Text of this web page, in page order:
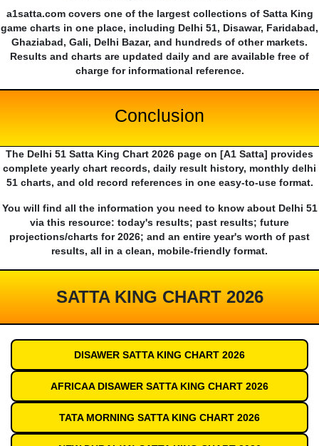
a1satta.com covers one of the largest collections of Satta King
game charts in one place, including Delhi 51, Disawar, Faridabad,
Ghaziabad, Gali, Delhi Bazar, and hundreds of other markets.
Results and charts are updated daily and are available free of
charge for informational reference.
Conclusion
The Delhi 51 Satta King Chart 2026 page on [A1 Satta] provides
complete yearly chart records, daily result history, monthly delhi
51 charts, and old record references in one easy-to-use format.
You will find all the information you need to know about Delhi 51
via this resource: today's results; past results; future
projections/charts for 2026; and an entire year's worth of past
results, all in a clean, mobile-friendly format.
SATTA KING CHART 2026
DISAWER SATTA KING CHART 2026
AFRICAA DISAWER SATTA KING CHART 2026
TATA MORNING SATTA KING CHART 2026